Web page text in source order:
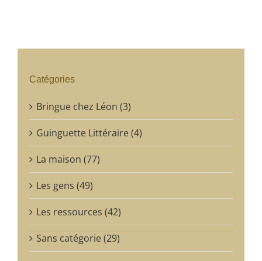
Catégories
Bringue chez Léon (3)
Guinguette Littéraire (4)
La maison (77)
Les gens (49)
Les ressources (42)
Sans catégorie (29)